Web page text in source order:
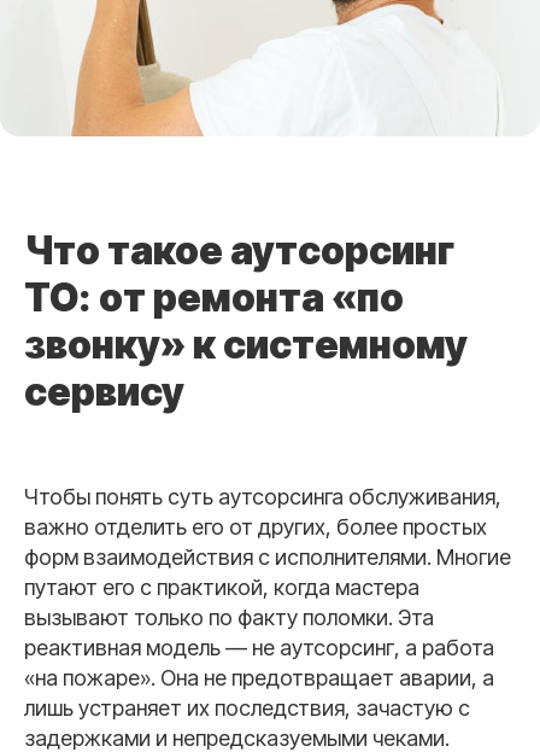
Что такое аутсорсинг
ТО: от ремонта «по
звонку» к системному
сервису
Чтобы понять суть аутсорсинга обслуживания,
важно отделить его от других, более простых
форм взаимодействия с исполнителями. Многие
путают его с практикой, когда мастера
вызывают только по факту поломки. Эта
реактивная модель — не аутсорсинг, а работа
«на пожаре». Она не предотвращает аварии, а
лишь устраняет их последствия, зачастую с
задержками и непредсказуемыми чеками.